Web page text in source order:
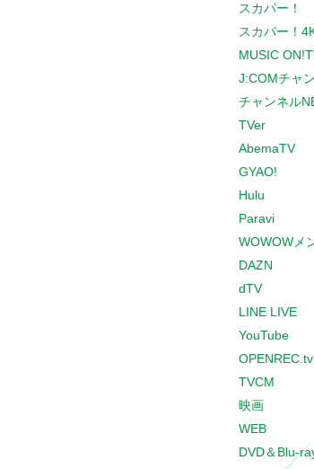
スカパー！
スカパー！
MUSIC
J:COMチャ
チャンネル
TVer
AbemaTV
GYAO!
Hulu
Paravi
WOWOWメ
DAZN
dTV
LINE LIVE
YouTube
OPENREC.tv
TVCM
映画
WEB
DVD＆Blu-